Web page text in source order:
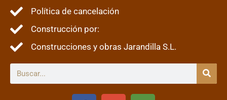
Política de cancelación
Construcción por:
Construcciones y obras Jarandilla S.L.